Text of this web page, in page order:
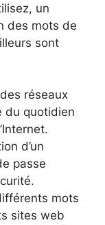
un
des mots de
sont
réseaux
du quotidien
d’un
passe
mots
sites web